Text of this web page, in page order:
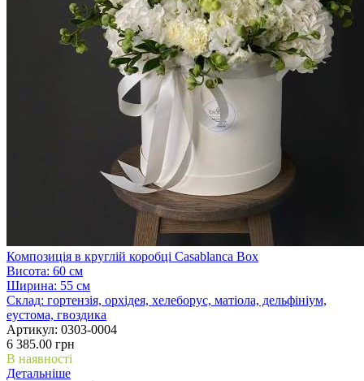
Композиція в круглій коробці Casablanca Box
Висота: 60 см
Ширина: 55 см
Склад: гортензія, орхідея, хелеборус, матіола, дельфініум,
еустома, гвоздика
Артикул: 0303-0004
6 385.00 грн
В наявності
Детальніше